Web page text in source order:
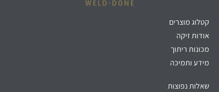
קטלוג מוצרים
אודות זיקה
מכונות ריתוך
מידע ותמיכה
שאלות נפוצות